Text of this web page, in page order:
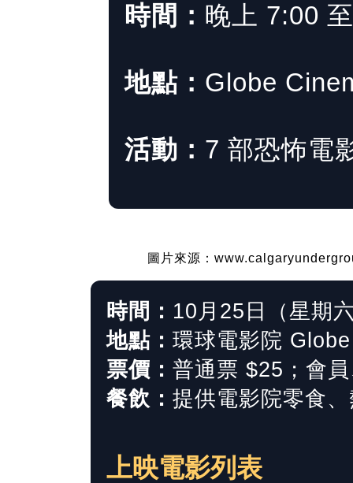
時間： 晚上 7:00
地點： Globe
活動： 7 部恐怖電
圖片來源：
時間： 10月25日（星期
地點： 環球電影院
票價： 普通票 $25；會
餐飲： 提供電影院零食
上映電影列表